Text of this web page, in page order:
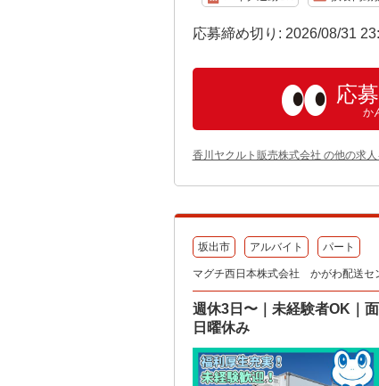
応募締め切り: 2026/08/31
応
か
香川ヤクルト販売株式会社 の他の求人
坂出市 アルバイト パート
マグチ西日本株式会社 かがわ配送セ
週休3日〜｜未経験者OK｜
日曜休み